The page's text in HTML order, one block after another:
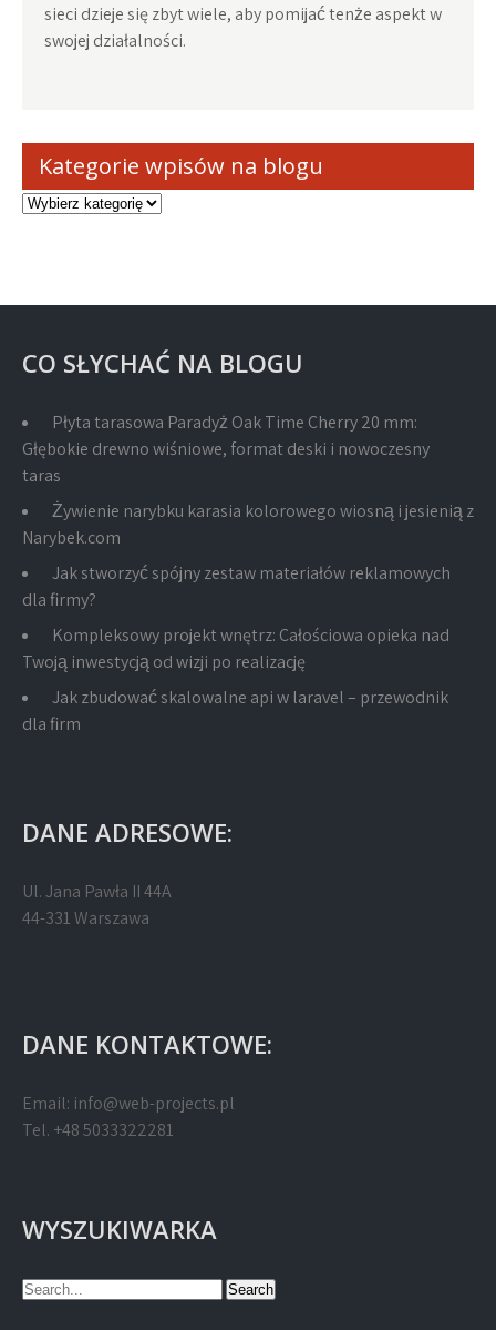
sieci dzieje się zbyt wiele, aby pomijać tenże aspekt w
swojej działalności.
Kategorie wpisów na blogu
Kategorie
CO SŁYCHAĆ NA BLOGU
Płyta tarasowa Paradyż Oak Time Cherry 20 mm:
Głębokie drewno wiśniowe, format deski i nowoczesny
taras
Żywienie narybku karasia kolorowego wiosną i jesienią z
Narybek.com
Jak stworzyć spójny zestaw materiałów reklamowych
dla firmy?
Kompleksowy projekt wnętrz: Całościowa opieka nad
Twoją inwestycją od wizji po realizację
Jak zbudować skalowalne api w laravel – przewodnik
dla firm
DANE ADRESOWE:
Ul. Jana Pawła II 44A
44-331 Warszawa
DANE KONTAKTOWE:
Email: info@web-projects.pl
Tel. +48 5033322281
WYSZUKIWARKA